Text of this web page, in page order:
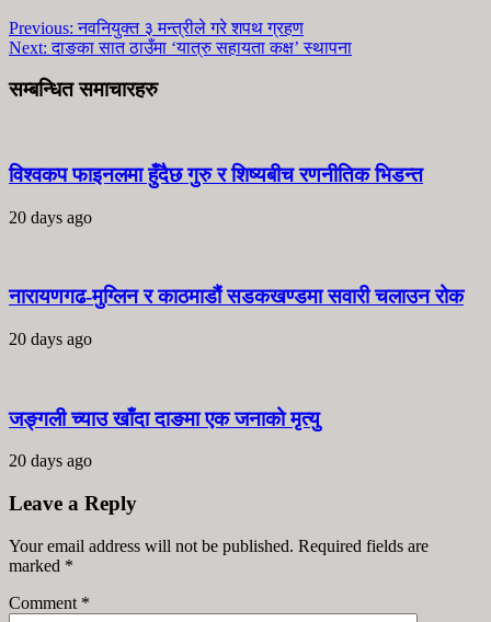
Previous: नवनियुक्त ३ मन्त्रीले गरे शपथ ग्रहण
Next: दाङका सात ठाउँमा ‘यात्रु सहायता कक्ष’ स्थापना
सम्बन्धित समाचारहरु
विश्वकप फाइनलमा हुँदैछ गुरु र शिष्यबीच रणनीतिक भिडन्त
20 days ago
नारायणगढ-मुग्लिन र काठमाडौं सडकखण्डमा सवारी चलाउन रोक
20 days ago
जङ्गली च्याउ खाँदा दाङमा एक जनाको मृत्यु
20 days ago
Leave a Reply
Your email address will not be published. Required fields are
marked *
Comment *